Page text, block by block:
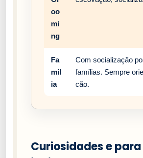
oo
mi
ng
Fa
míl
ia
Com socialização
famílias. Sempre
cão.
Curiosidades e